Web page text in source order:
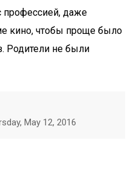
профессией, даже
кино, чтобы проще было
Родители не были
May 12, 2016